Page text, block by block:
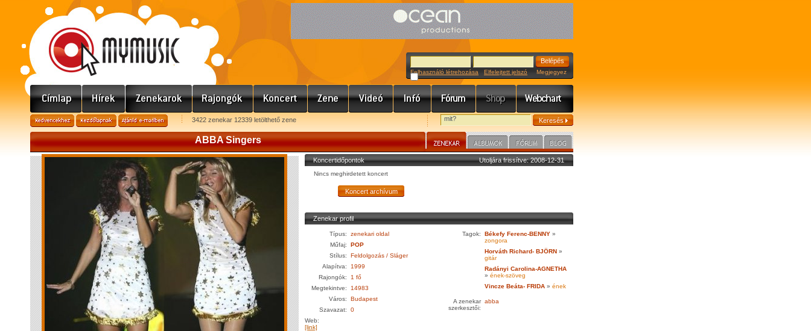
Felhasználó létrehozása Elfelejtett jelszó Megjegyez
3422 zenekar 12339 letölthető zene
ABBA Singers
Utoljára frissítve: 2008-12-31
Koncertidőpontok
Nincs meghirdetett koncert
Zenekar profil
Típus:
zenekari oldal
Műfaj:
POP
Stílus:
Feldolgozás / Sláger
Alapítva:
1999
Rajongók:
1 fő
Megtekintve:
14983
Város:
Budapest
Szavazat:
0
Web:
[link]
Tagok: Békefy Ferenc-BENNY »
zongora
Horváth Richard- BJÖRN »
gitár
Radányi Carolina-AGNETHA
» ének-szöveg
Vincze Beáta- FRIDA » ének
A zenekar
szerkesztői:
abba